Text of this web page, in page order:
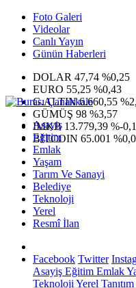
Foto Galeri
Videolar
Canlı Yayın
Günün Haberleri
DOLAR 47,74 %0,25
EURO 55,25 %0,43
G.ALTIN6.660,55
GÜMÜŞ 98 %3,57
IMKB 13.779,39 %-
BITCOIN 65.001
Asayiş
Eğitim
Emlak
Yaşam
Tarım Ve Sanayi
Belediye
Teknoloji
Yerel
Resmî İlan
Facebook Twitter
Asayiş Eğitim Emlak
Teknoloji Yerel Tanıtım